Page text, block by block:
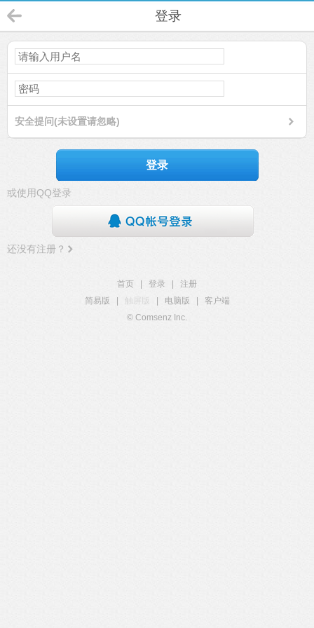
登录
安全提问(未设置请忽略)
登录
或使用QQ登录
还没有注册？
首页 登录
注册
简易版
触屏版 电脑版
客户端
© Comsenz Inc.